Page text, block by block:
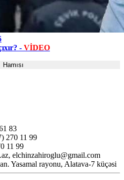
- VİDEO
Hamısı
83
270 11 99
11 99
, elchinzahiroglu@gmail.com
Yasamal rayonu, Alatava-7 küçəsi